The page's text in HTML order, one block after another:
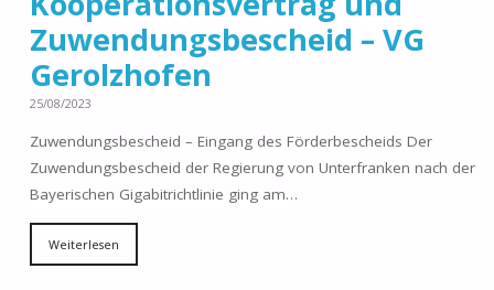
Zuwendungsbescheid – VG
Gerolzhofen
25/08/2023
Zuwendungsbescheid – Eingang des Förderbescheids Der
Zuwendungsbescheid der Regierung von Unterfranken nach der
Bayerischen Gigabitrichtlinie ging am…
Weiterlesen